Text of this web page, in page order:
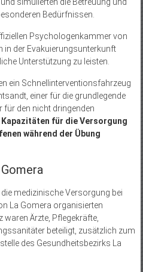
simulierten die Betreuung und
Bedürfnissen.
Psychologenkammer von
in der Evakuierungsunterkunft
Unterstützung zu leisten.
ein Schnellinterventionsfahrzeug
einer für die grundlegende
für den nicht dringenden
für die Versorgung
während der Übung
medizinische Versorgung bei
La Gomera organisierten
waren Ärzte, Pflegekräfte,
beteiligt, zusätzlich zum
des Gesundheitsbezirks La